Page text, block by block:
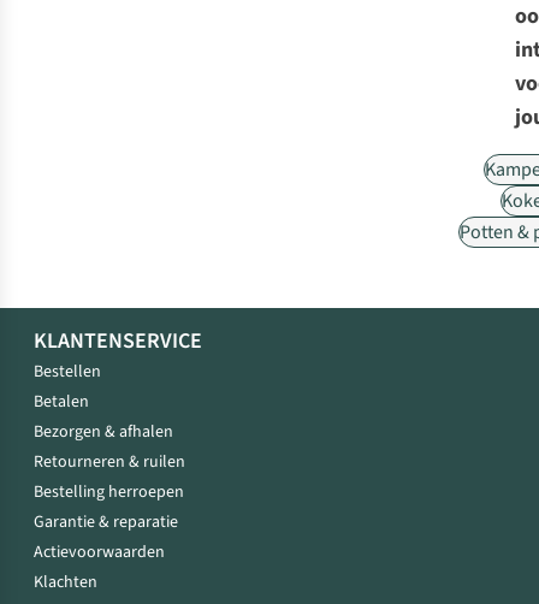
Potten &
KLANTENSERVICE
Bestellen
Betalen
Bezorgen & afhalen
Retourneren & ruilen
Bestelling herroepen
Garantie & reparatie
Actievoorwaarden
Klachten